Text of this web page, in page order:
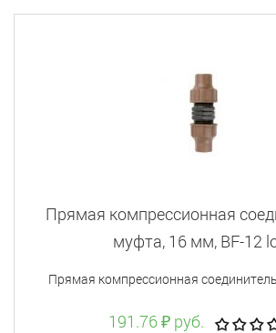
Прямая компрессионная
муфта, 16 мм, BF-12
Прямая компрессионная
191.76 ₽ руб.